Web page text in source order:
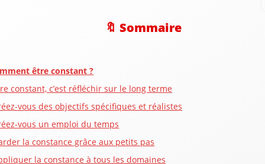
🔖 Sommaire
être constant ?
constant, c’est réfléchir sur le long terme
vous des objectifs spécifiques et réalistes
vous un emploi du temps
la constance grâce aux petits pas
la constance à tous les domaines